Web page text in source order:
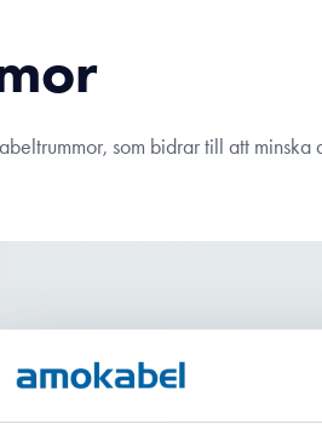
som bidrar till att
efter